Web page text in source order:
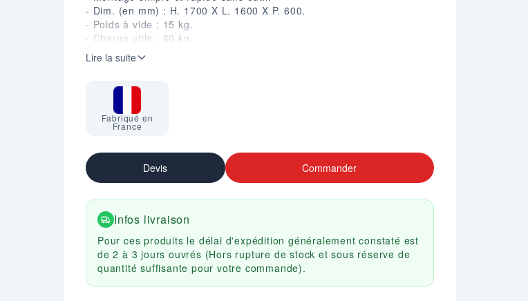
- Dim. (en mm) : H. 1700 X L. 1600 X P. 600.
- Poids à vide : 15 kg.
- Charge utile : 60 kg.
- Fabriqué en France.
Lire la suite
Fabriqué en
France
Devis Commander
Infos livraison
Pour ces produits le délai d'expédition généralement constaté est
de 2 à 3 jours ouvrés (Hors rupture de stock et sous réserve de
quantité suffisante pour votre commande).